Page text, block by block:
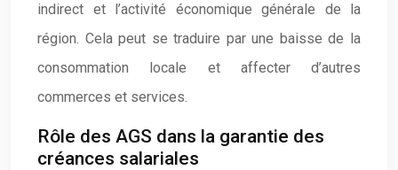
indirect et l’activité économique générale de la
région. Cela peut se traduire par une baisse de la
consommation locale et affecter d’autres
commerces et services.
Rôle des AGS dans la garantie des
créances salariales